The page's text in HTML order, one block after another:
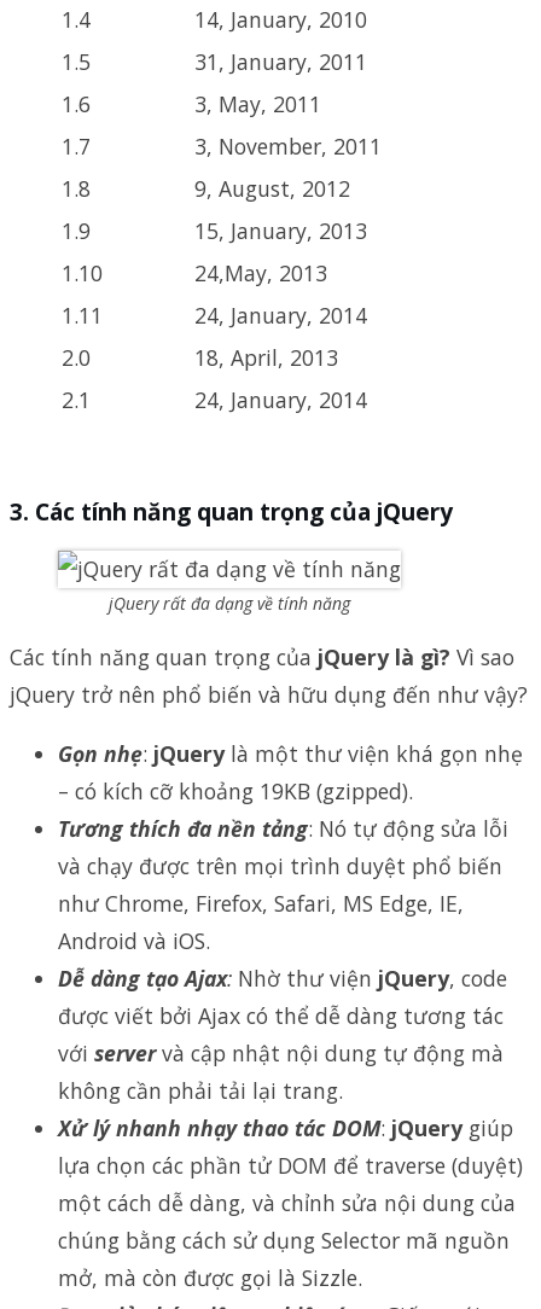
1.4
14, January, 2010
1.5
31, January, 2011
1.6
3, May, 2011
1.7
3, November, 2011
1.8
9, August, 2012
1.9
15, January, 2013
1.10
24,May, 2013
1.11
24, January, 2014
2.0
18, April, 2013
2.1
24, January, 2014
Các tính năng quan trọng của jQuery
jQuery rất đa dạng về tính năng
Các tính năng quan trọng của jQuery là gì? Vì sao
jQuery trở nên phổ biến và hữu dụng đến như vậy?
Gọn nhẹ: jQuerylà một thư viện khá gọn nhẹ
– có kích cỡ khoảng 19KB (gzipped).
Tương thích đa nền tảng: Nó tự động sửa lỗi
và chạy được trên mọi trình duyệt phổ biến
như Chrome, Firefox, Safari, MS Edge, IE,
Android và iOS.
Dễ dàng tạo Ajax: Nhờ thư viện jQuery, code
được viết bởi Ajax có thể dễ dàng tương tác
với servervà cập nhật nội dung tự động mà
không cần phải tải lại trang.
Xử lý nhanh nhạy thao tác DOM: jQuerygiúp
lựa chọn các phần tử DOM để traverse (duyệt)
một cách dễ dàng, và chỉnh sửa nội dung của
chúng bằng cách sử dụng Selector mã nguồn
mở, mà còn được gọi là Sizzle.